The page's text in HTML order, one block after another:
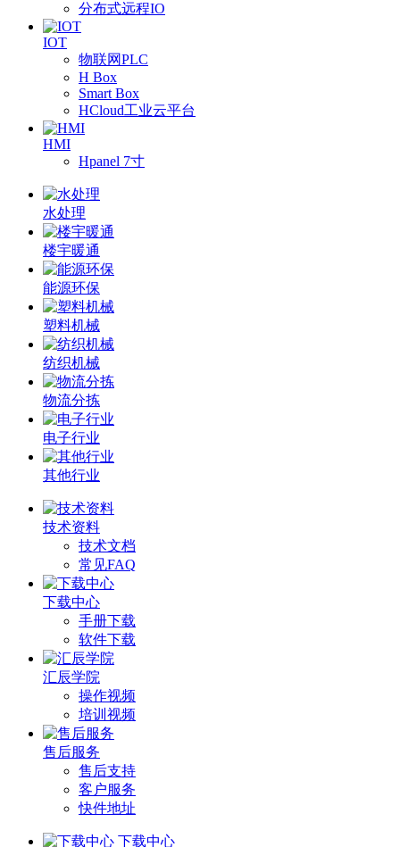
分布式远程IO
IOT
物联网PLC
H Box
Smart Box
HCloud工业云平台
HMI
Hpanel 7寸
水处理
楼宇暖通
能源环保
塑料机械
纺织机械
物流分拣
电子行业
其他行业
技术资料
技术文档
常见FAQ
下载中心
手册下载
软件下载
汇辰学院
操作视频
培训视频
售后服务
售后支持
客户服务
快件地址
下载中心